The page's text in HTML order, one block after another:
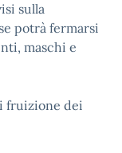
sulla
potrà fermarsi
maschi e
fruizione dei